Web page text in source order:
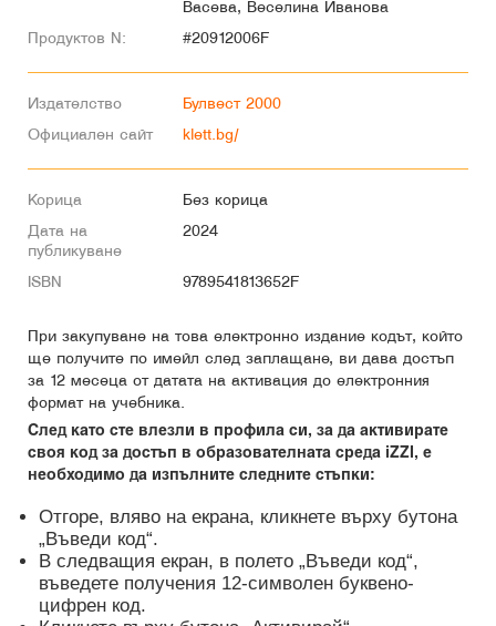
Васева, Веселина Иванова
Продуктов N: #20912006F
Издателство Булвест 2000
Официален сайт klett.bg/
Корица Без корица
Дата на
публикуване
2024
ISBN 9789541813652F
При закупуване на това електронно издание кодът, който
ще получите по имейл след заплащане, ви дава достъп
за 12 месеца от датата на активация до електронния
формат на учебника.
След като сте влезли в профила си, за да активирате
своя код за достъп в образователната среда iZZI, е
необходимо да изпълните следните стъпки:
Отгоре, вляво на екрана, кликнете върху бутона
„Въведи код“.
В следващия екран, в полето „Въведи код“,
въведете получения 12-символен буквено-
цифрен код.